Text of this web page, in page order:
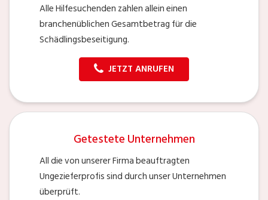
Alle Hilfesuchenden zahlen allein einen
branchenüblichen Gesamtbetrag für die
Schädlingsbeseitigung.
JETZT ANRUFEN
Getestete Unternehmen
All die von unserer Firma beauftragten
Ungezieferprofis sind durch unser Unternehmen
überprüft.